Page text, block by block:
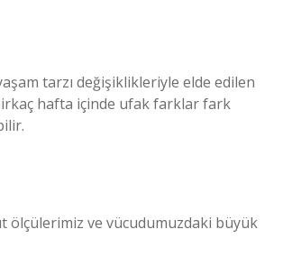
tarzı değişiklikleriyle elde edilen
hafta içinde ufak farklar fark
ve vücudumuzdaki büyük